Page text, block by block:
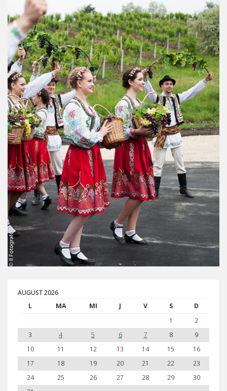
AUGUST 2026
L
MA MI J V S
D
1
2
3
4 5 6 7 8
9
10
11 12 13 14 15
16
17
18 19 20 21 22
23
24
25 26 27 28 29
30